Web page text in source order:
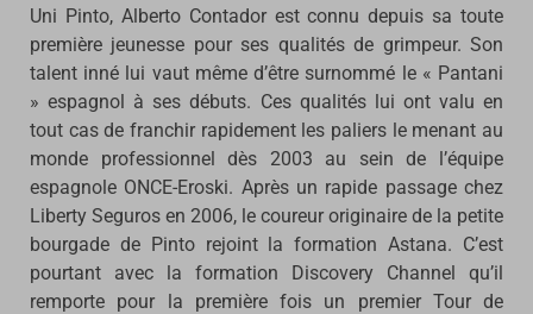
Uni Pinto, Alberto Contador est connu depuis sa toute
première jeunesse pour ses qualités de grimpeur. Son
talent inné lui vaut même d’être surnommé le « Pantani
» espagnol à ses débuts. Ces qualités lui ont valu en
tout cas de franchir rapidement les paliers le menant au
monde professionnel dès 2003 au sein de l’équipe
espagnole ONCE-Eroski. Après un rapide passage chez
Liberty Seguros en 2006, le coureur originaire de la petite
bourgade de Pinto rejoint la formation Astana. C’est
pourtant avec la formation Discovery Channel qu’il
remporte pour la première fois un premier Tour de